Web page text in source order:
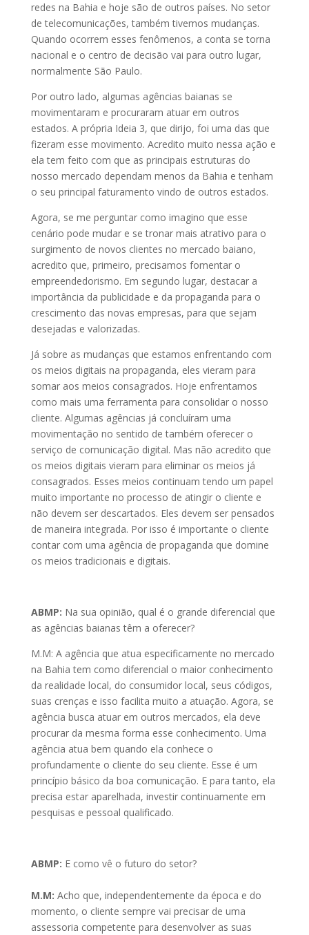
redes na Bahia e hoje são de outros países. No setor
de telecomunicações, também tivemos mudanças.
Quando ocorrem esses fenômenos, a conta se torna
nacional e o centro de decisão vai para outro lugar,
normalmente São Paulo.
Por outro lado, algumas agências baianas se
movimentaram e procuraram atuar em outros
estados. A própria Ideia 3, que dirijo, foi uma das que
fizeram esse movimento. Acredito muito nessa ação e
ela tem feito com que as principais estruturas do
nosso mercado dependam menos da Bahia e tenham
o seu principal faturamento vindo de outros estados.
Agora, se me perguntar como imagino que esse
cenário pode mudar e se tronar mais atrativo para o
surgimento de novos clientes no mercado baiano,
acredito que, primeiro, precisamos fomentar o
empreendedorismo. Em segundo lugar, destacar a
importância da publicidade e da propaganda para o
crescimento das novas empresas, para que sejam
desejadas e valorizadas.
Já sobre as mudanças que estamos enfrentando com
os meios digitais na propaganda, eles vieram para
somar aos meios consagrados. Hoje enfrentamos
como mais uma ferramenta para consolidar o nosso
cliente. Algumas agências já concluíram uma
movimentação no sentido de também oferecer o
serviço de comunicação digital. Mas não acredito que
os meios digitais vieram para eliminar os meios já
consagrados. Esses meios continuam tendo um papel
muito importante no processo de atingir o cliente e
não devem ser descartados. Eles devem ser pensados
de maneira integrada. Por isso é importante o cliente
contar com uma agência de propaganda que domine
os meios tradicionais e digitais.
ABMP: Na sua opinião, qual é o grande diferencial que
as agências baianas têm a oferecer?
M.M: A agência que atua especificamente no mercado
na Bahia tem como diferencial o maior conhecimento
da realidade local, do consumidor local, seus códigos,
suas crenças e isso facilita muito a atuação. Agora, se
agência busca atuar em outros mercados, ela deve
procurar da mesma forma esse conhecimento. Uma
agência atua bem quando ela conhece o
profundamente o cliente do seu cliente. Esse é um
princípio básico da boa comunicação. E para tanto, ela
precisa estar aparelhada, investir continuamente em
pesquisas e pessoal qualificado.
ABMP: E como vê o futuro do setor?
M.M: Acho que, independentemente da época e do
momento, o cliente sempre vai precisar de uma
assessoria competente para desenvolver as suas